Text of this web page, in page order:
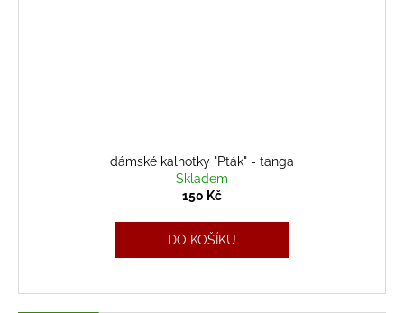
dámské kalhotky "Pták" - tanga
Skladem
150 Kč
DO KOŠÍKU